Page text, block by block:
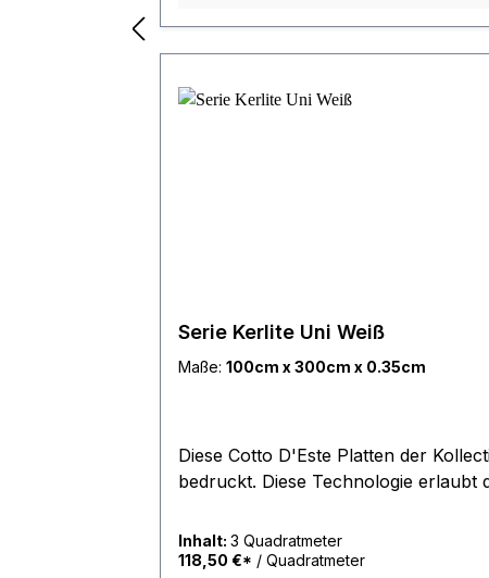
Serie Kerlite Uni Weiß
Maße: 100cm x 300cm x 0.35cm
Diese Cotto D'Este Platten der Kollection Wonderwall Kerlite Art wurde mit der neuen Digitaldrucktechnologie mit Kaltlacken
bedruckt. Diese Technologie erlaubt
Inhalt: 3 Quadratmeter
118,50 €* / Quadratmeter